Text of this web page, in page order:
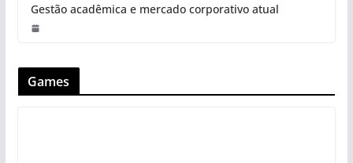
Gestão acadêmica e mercado corporativo atual
Games